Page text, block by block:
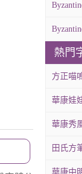
熱門
方正喵
華康娃
華康秀
田氏方
華康中